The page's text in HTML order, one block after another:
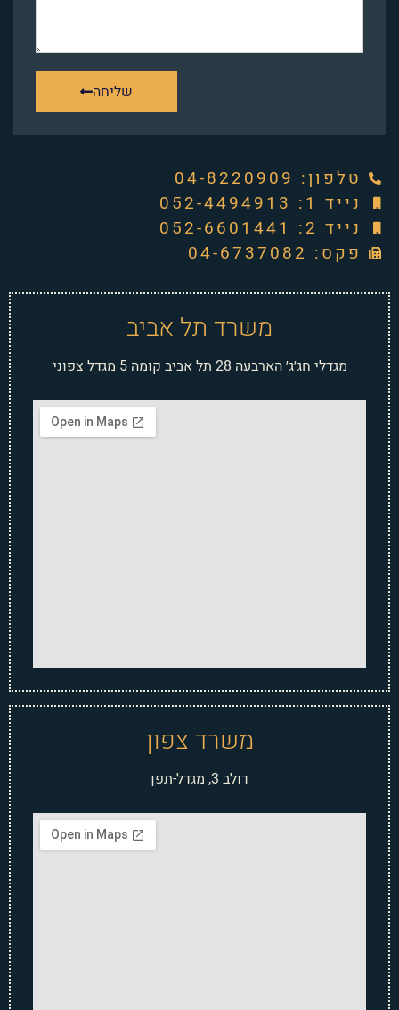
שליחה
טלפון: ‭04-8220909‬
נייד 1: 052-4494913
נייד 2: 052-6601441
פקס: 04-6737082
משרד תל אביב
מגדלי חג׳ג׳ הארבעה 28 תל אביב קומה 5 מגדל צפוני
משרד צפון
דולב 3, מגדל-תפן